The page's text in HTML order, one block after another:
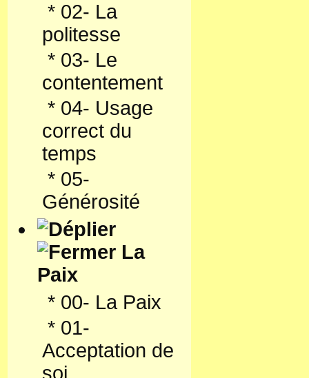
* 02- La
politesse
* 03- Le
contentement
* 04- Usage
correct du
temps
* 05-
Générosité
La
Paix
* 00- La Paix
* 01-
Acceptation de
soi